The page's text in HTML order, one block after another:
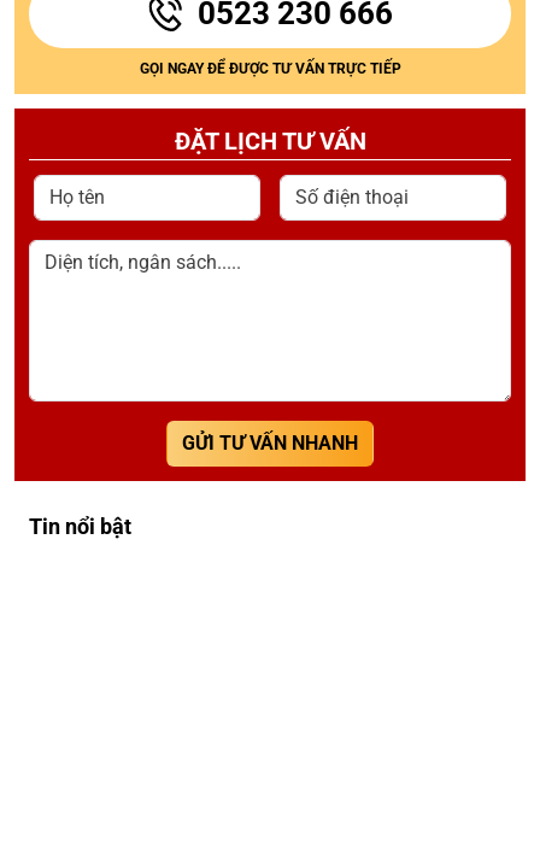
0523 230 666
GỌI NGAY ĐỂ ĐƯỢC TƯ VẤN TRỰC TIẾP
ĐẶT LỊCH TƯ VẤN
Họ tên Số điện thoại
Diện tích, ngân sách.....
GỬI TƯ VẤN NHANH
Tin nổi bật